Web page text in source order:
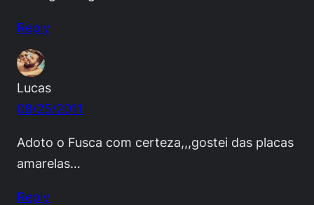
Reply
Lucas
08/25/2011
Adoto o Fusca com certeza,,,gostei das placas
amarelas…
Reply